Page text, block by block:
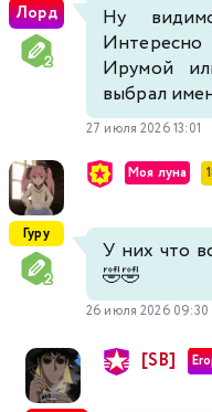
Лорд
Ну
Ирумой
выбрал
27 июля 2026 13:01
Гуру
Моя луна
У них что
🤣🤣
26 июля 2026 09:30
[SB]